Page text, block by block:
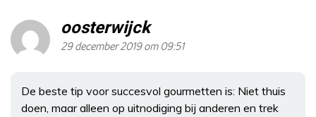
oosterwijck
29 december 2019 om 09:51
De beste tip voor succesvol gourmetten is: Niet thuis
doen, maar alleen op uitnodiging bij anderen en trek